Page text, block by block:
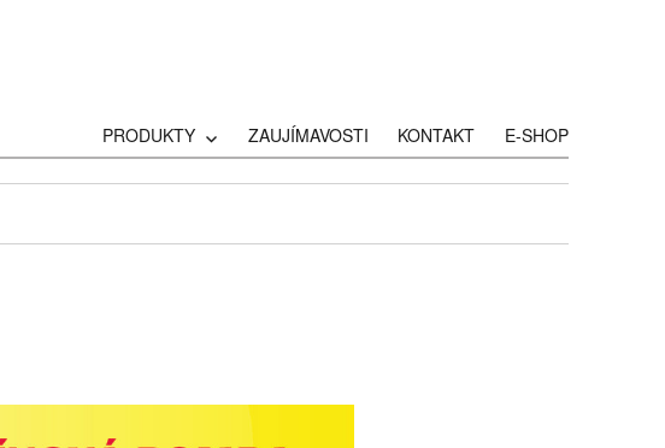
PRODUKTY ZAUJÍMAVOSTI KONTAKT E-SHOP